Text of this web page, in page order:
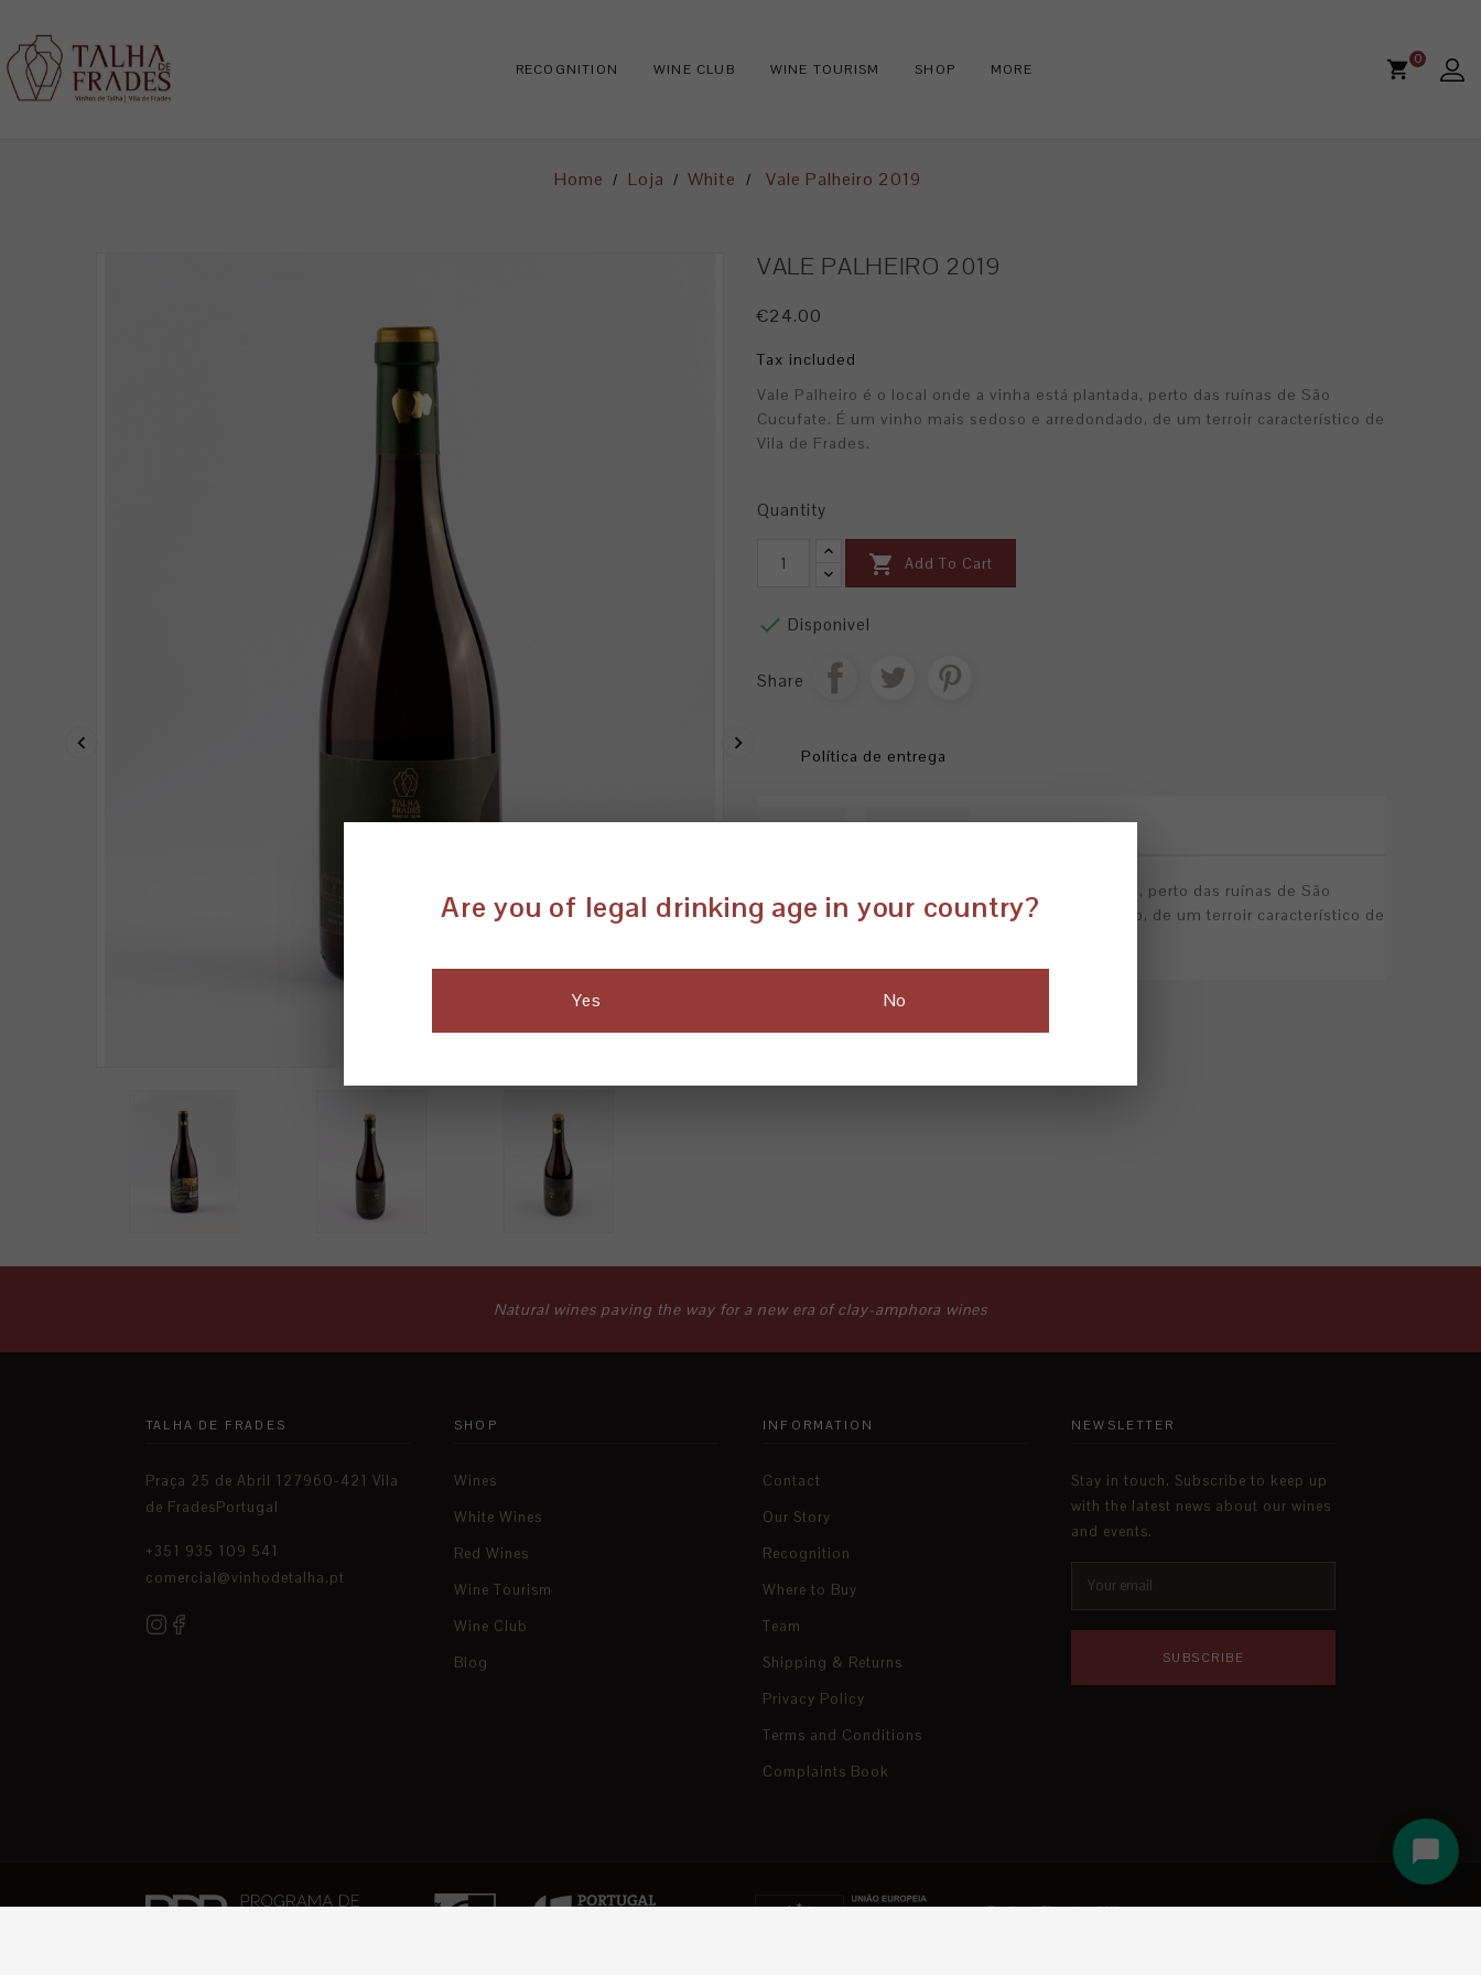
Are you of legal drinking age in your country?
Yes No
RECOGNITION WINE CLUB WINE TOURISM SHOP MORE
0
Home Loja White Vale Palheiro 2019

 
VALE PALHEIRO 2019
€24.00
Tax included
Vale Palheiro é o local onde a vinha está plantada, perto das ruínas de São
Cucufate. É um vinho mais sedoso e arredondado, de um terroir característico de
Vila de Frades.
Quantity
 Add To Cart
 Disponivel
Share
Política de entrega
Vale Palheiro é o local onde a vinha está plantada, perto das ruínas de São
Cucufate. É um vinho mais sedoso e arredondado, de um terroir característico de
Natural wines paving the way for a new era of clay-amphora wines
TALHA DE FRADES
Praça 25 de Abril 127960-421 Vila
de FradesPortugal
+351 935 109 541
comercial@vinhodetalha.pt
SHOP
Wines
White Wines
Red Wines
Wine Tourism
Wine Club
Blog
INFORMATION
Contact
Our Story
Recognition
Where to Buy
Team
Shipping & Returns
Privacy Policy
Terms and Conditions
Complaints Book
NEWSLETTER
Stay in touch. Subscribe to keep up
with the latest news about our wines
and events.
SUBSCRIBE
Project Sheet — Winery